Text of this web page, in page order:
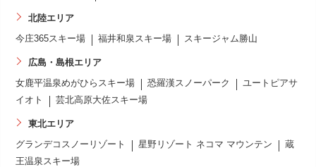
北陸エリア
今庄365スキー場 福井和泉スキー場 スキージャム勝山
広島・島根エリア
女鹿平温泉めがひらスキー場 恐羅漢スノーパーク
ユートピアサ
イオト
芸北高原大佐スキー場
東北エリア
グランデコスノーリゾート 星野リゾート ネコマ マウンテン
蔵
王温泉スキー場